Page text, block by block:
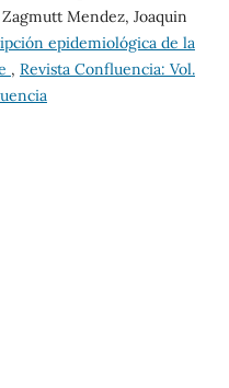
Mendez, Joaquin
epidemiológica de la
, Revista Confluencia: Vol.